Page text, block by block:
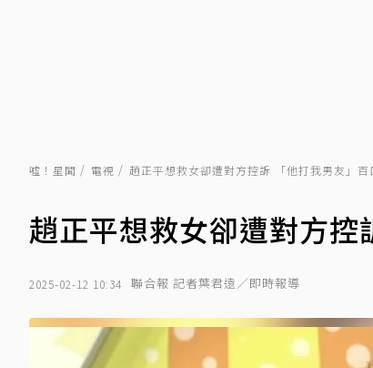
噓！星聞 電視 趙正平想救女卻遭對方控訴 「他打我男友」百
趙正平想救女卻遭對方
2025-02-12 10:34 聯合報 記者葉君遠／即時報導